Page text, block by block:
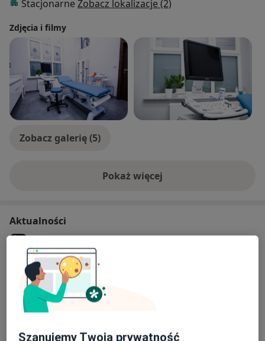
Stacjonarne Zobacz lokalizacje (2)
Zdjęcia i filmy
Zobacz galerię (5)
Pokaż więcejo doświadczeniu
Aktualności
Wolności 311, 41-800 Zabrze
Uprzejmie informujemy, że terminy wizyt są
potwierdzane telefoniczne/sms na 48-24h przed
planowaną wizytą. Po trzykrotnej próbie
bezskutecznego kontaktu, wizyta zostanie
ODWOŁANA (Pacjent zostanie o tym fakcie
Szanujemy Twoją prywatność